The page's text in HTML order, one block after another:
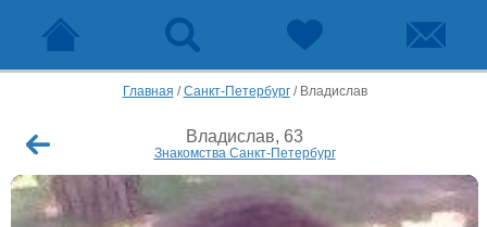
Главная /Санкт-Петербург/ Владислав
Владислав, 63
Знакомства Санкт-Петербург